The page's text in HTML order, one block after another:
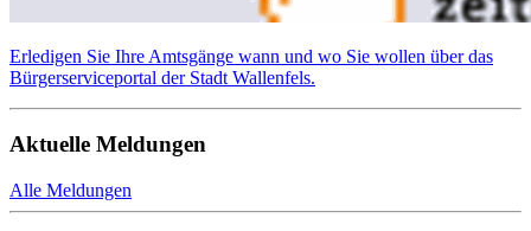
Erledigen Sie Ihre Amtsgänge wann und wo Sie wollen über das
Bürgerserviceportal der Stadt Wallenfels.
Aktuelle Meldungen
Alle Meldungen